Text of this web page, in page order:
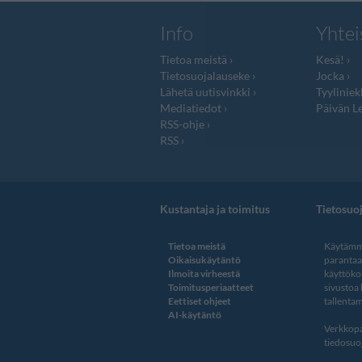
Info
Tietoa meistä
Tietosuojalauseke
Lähetä uutisvinkki
Mediatiedot
RSS-ohje
RSS
Kesä!
Jocka
Päivän
Kustantaja ja toimitus
Tietoa meistä
Oikaisukäytäntö
Ilmoita virheestä
Toimitusperiaatteet
Eettiset ohjeet
AI-käytäntö
sivustoa